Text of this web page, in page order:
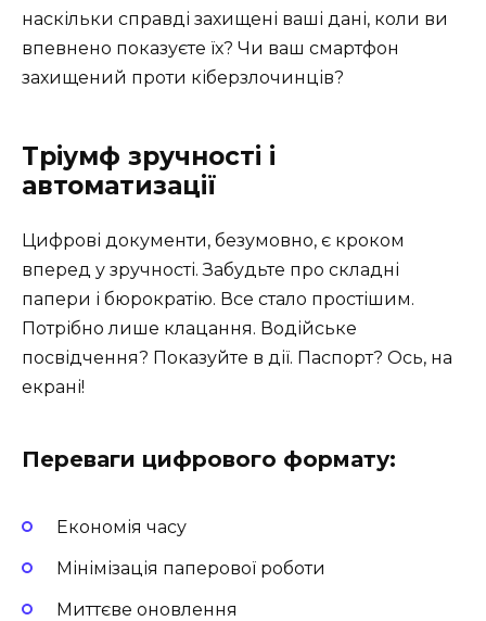
наскільки справді захищені ваші дані, коли ви
впевнено показуєте їх? Чи ваш смартфон
захищений проти кіберзлочинців?
Тріумф зручності і
автоматизації
Цифрові документи, безумовно, є кроком
вперед у зручності. Забудьте про складні
папери і бюрократію. Все стало простішим.
Потрібно лише клацання. Водійське
посвідчення? Показуйте в дії. Паспорт? Ось, на
екрані!
Переваги цифрового формату:
Економія часу
Мінімізація паперової роботи
Миттєве оновлення